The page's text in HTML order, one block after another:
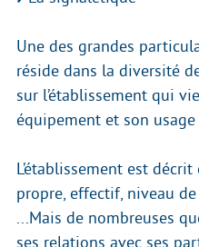
Une des grandes
réside dans la diversité
sur l’établissement qui
équipement et son usage
L’établissement est
propre, effectif, niveau
...Mais de nombreuses
ses relations avec ses